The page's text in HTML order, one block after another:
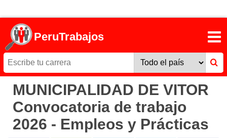
PeruTrabajos
MUNICIPALIDAD DE VITOR
Convocatoria de trabajo
2026 - Empleos y Prácticas